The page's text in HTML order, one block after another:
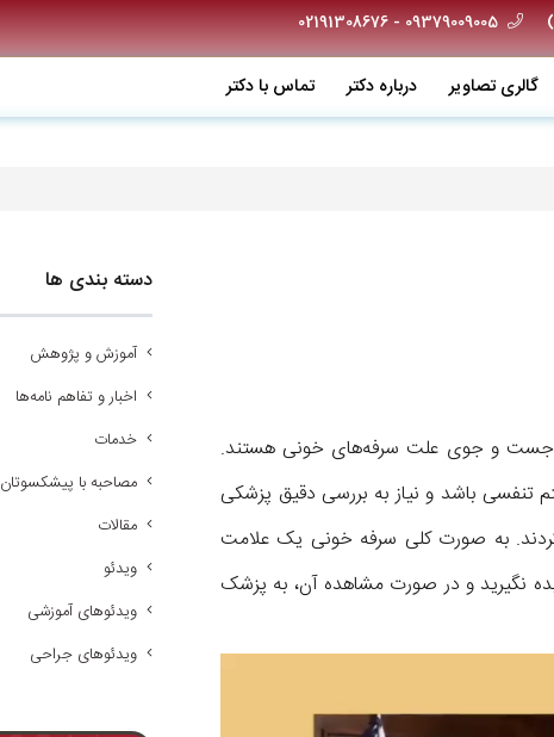
09379009005 - 02191308676
گالری تصاویر درباره دکتر تماس با دکتر
در جست و جوی علت سرفه‌های خونی هستند.
باشد و نیاز به بررسی دقیق پزشکی
کردند. به صورت کلی سرفه خونی یک علامت
نگیرید و در صورت مشاهده آن، به پزشک
دسته بندی ها
آموزش و پژوهش
اخبار و تفاهم نامه‌ها
خدمات
مصاحبه با پیشکسوتان
مقالات
ویدئو
ویدئوهای آموزشی
ویدئوهای جراحی